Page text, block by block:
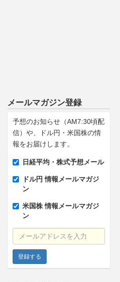
メールマガジン登録
予想のお知らせ（AM7:30頃配
信）や、ドル円・米国株の情
報をお届けします。
日経平均・株式予想メール
ドル円 情報メールマガジ
ン
米国株 情報メールマガジ
ン
メールアドレスを入力